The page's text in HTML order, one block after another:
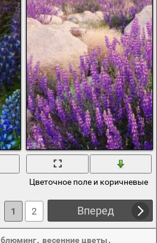
Цветочное поле и коричневые
Вперед
1 2
блюминг, весенние цветы,